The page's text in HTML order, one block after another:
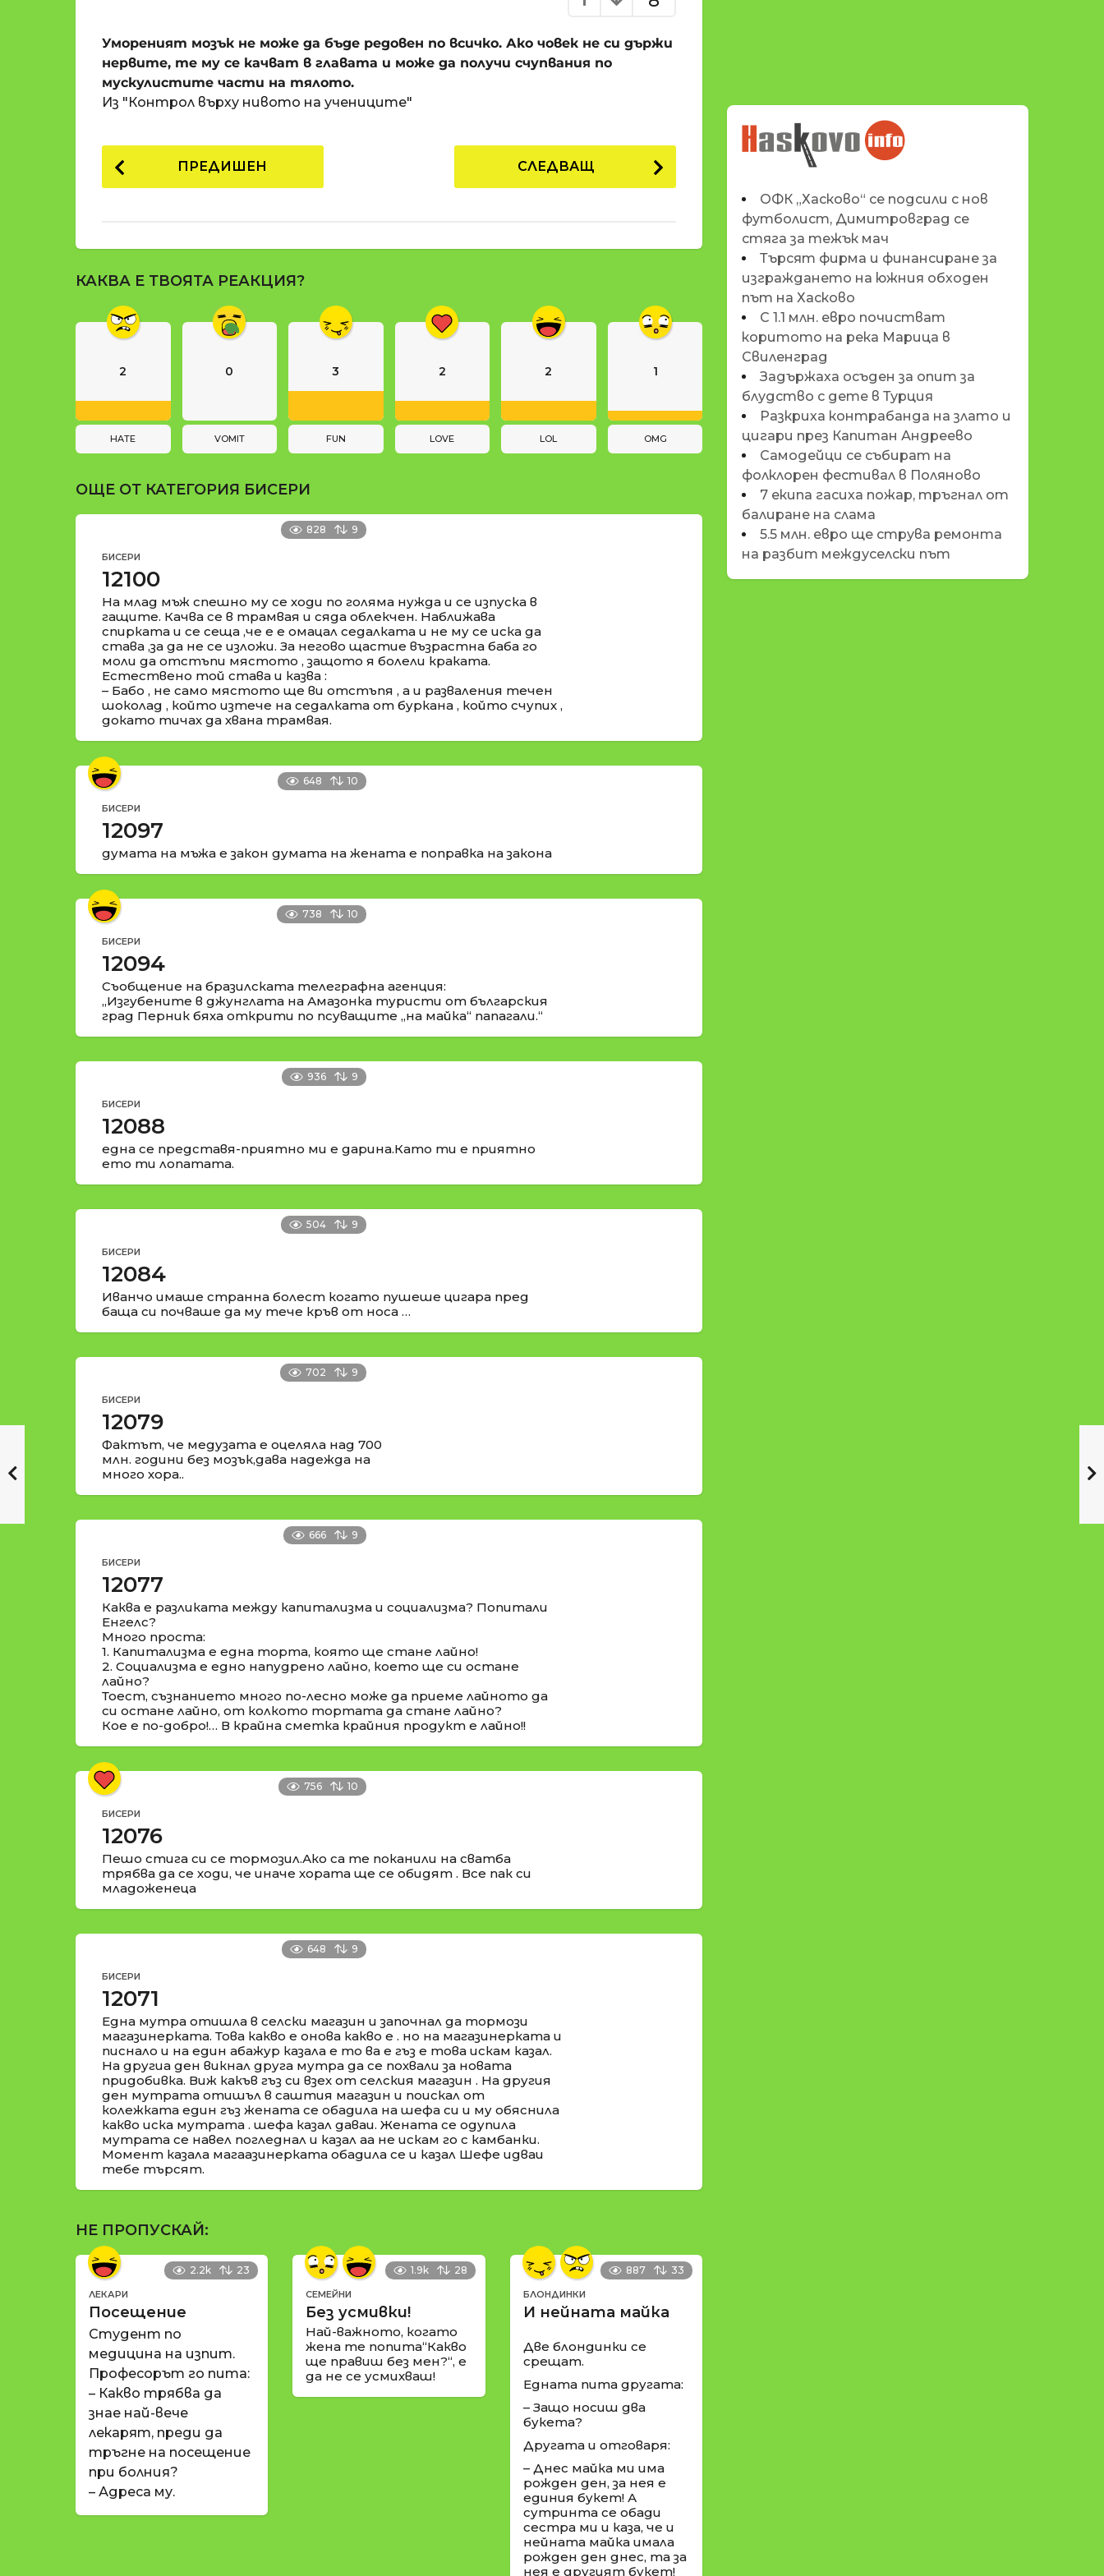
п
д
о
н
и
р
е
a
t
Умореният мозък не може да бъде редовен по всичко. Ако човек не си държи
нервите, те му се качват в главата и може да получи счупвания по
мускулистите части на тялото.
Из "Контрол върху нивото на учениците"
P
o
a
g
a
t
i
n
ПРЕДИШЕН СЛЕДВАЩ
КАКВА Е ТВОЯТА РЕАКЦИЯ?
2
HATE
0
VOMIT
3
FUN
2
LOVE
2
LOL
1
OMG
ОЩЕ ОТ КАТЕГОРИЯ БИСЕРИ
828 9
БИСЕРИ
12100
На млад мъж спешно му се ходи по голяма нужда и се изпуска в
гащите. Качва се в трамвая и сяда облекчен. Наближава
спирката и се сеща ,че е е омацал седалката и не му се иска да
става ,за да не се изложи. За негово щастие възрастна баба го
моли да отстъпи мястото , защото я болели краката.
Естествено той става и казва :
– Бабо , не само мястото ще ви отстъпя , а и разваления течен
шоколад , който изтече на седалката от буркана , който счупих ,
докато тичах да хвана трамвая.
648 10
БИСЕРИ
12097
думата на мъжа е закон думата на жената е поправка на закона
738 10
БИСЕРИ
12094
Съобщение на бразилската телеграфна агенция:
„Изгубените в джунглата на Амазонка туристи от българския
град Перник бяха открити по псуващите „на майка“ папагали.“
936 9
БИСЕРИ
12088
една се представя-приятно ми е дарина.Като ти е приятно
ето ти лопатата.
504 9
БИСЕРИ
12084
Иванчо имаше странна болест когато пушеше цигара пред
баща си почваше да му тече кръв от носа …
702 9
БИСЕРИ
12079
Фактът, че медузата е оцеляла над 700
млн. години без мозък,дава надежда на
много хора..
666 9
БИСЕРИ
12077
Каква е разликата между капитализма и социализма? Попитали
Енгелс?
Много проста:
1. Капитализма е една торта, която ще стане лайно!
2. Социализма е едно напудрено лайно, което ще си остане
лайно?
Тоест, съзнанието много по-лесно може да приеме лайното да
си остане лайно, от колкото тортата да стане лайно?
Кое е по-добро!… В крайна сметка крайния продукт е лайно!!
756 10
БИСЕРИ
12076
Пешо стига си се тормозил.Ако са те поканили на сватба
трябва да се ходи, че иначе хората ще се обидят . Все пак си
младоженеца
648 9
БИСЕРИ
12071
Една мутра отишла в селски магазин и започнал да тормози
магазинерката. Това какво е онова какво е . но на магазинерката и
писнало и на един абажур казала е то ва е гъз е това искам казал.
На другиа ден викнал друга мутра да се похвали за новата
придобивка. Виж какъв гъз си взех от селския магазин . На другия
ден мутрата отишъл в саштия магазин и поискал от
колежката един гъз жената се обадила на шефа си и му обяснила
какво иска мутрата . шефа казал даваи. Жената се одупила
мутрата се навел погледнал и казал аа не искам го с камбанки.
Момент казала магаазинерката обадила се и казал Шефе идваи
тебе търсят.
НЕ ПРОПУСКАЙ:
2.2k 23
ЛЕКАРИ
Посещение
Студент по
медицина на изпит.
Професорът го пита:
– Какво трябва да
знае най-вече
лекарят, преди да
тръгне на посещение
при болния?
– Адреса му.
1.9k 28
СЕМЕЙНИ
Без усмивки!
Най-важното, когато
жена те попита“Какво
ще правиш без мен?“, е
да не се усмихваш!
887 33
БЛОНДИНКИ
И нейната майка
Две блондинки се
срещат.
Едната пита другата:
– Защо носиш два
букета?
Другата и отговаря:
– Днес майка ми има
рожден ден, за нея е
единия букет! А
сутринта се обади
сестра ми и каза, че и
нейната майка имала
рожден ден днес, та за
нея е другият букет!
НОВИНИТЕ НА
HASKOVO.INFO
ОФК „Хасково“ се подсили с нов
футболист, Димитровград се
стяга за тежък мач
Търсят фирма и финансиране за
изграждането на южния обходен
път на Хасково
С 1.1 млн. евро почистват
коритото на река Марица в
Свиленград
Задържаха осъден за опит за
блудство с дете в Турция
Разкриха контрабанда на злато и
цигари през Капитан Андреево
Самодейци се събират на
фолклорен фестивал в Поляново
7 екипа гасиха пожар, тръгнал от
балиране на слама
5.5 млн. евро ще струва ремонта
на разбит междуселски път